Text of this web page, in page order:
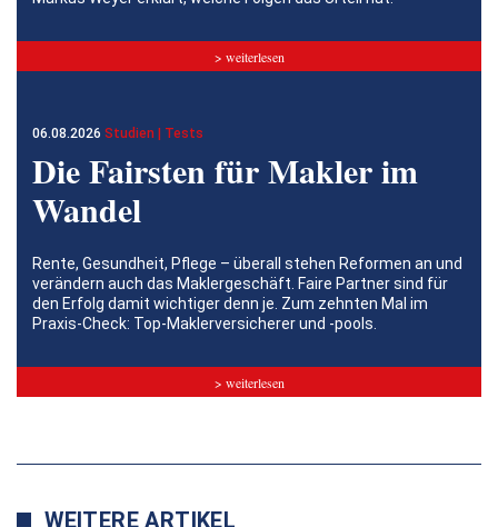
> weiterlesen
06.08.2026 Studien | Tests
Die Fairsten für Makler im
Wandel
Rente, Gesundheit, Pflege – überall stehen Reformen an und
verändern auch das Maklergeschäft. Faire Partner sind für
den Erfolg damit wichtiger denn je. Zum zehnten Mal im
Praxis-Check: Top-Maklerversicherer und -pools.
> weiterlesen
WEITERE ARTIKEL